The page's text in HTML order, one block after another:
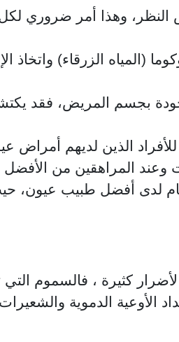
النظر، وهذا أمر ضروري
(المياه الزرقاء) واتخاذ
بجسم المريض، فقد
الذين لديهم أمراض
فحص العين لدى الأطفال عند بلوغهم ٣سنوات وعند
الدوري كل عام لدى أفضل طبيب
كثيرة ، فالسموم التي
الدموية والشعيرات